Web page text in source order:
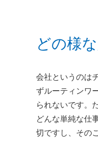
どの様
会社というのは
ずルーティンワ
られないです。
どんな単純な仕
切ですし、その